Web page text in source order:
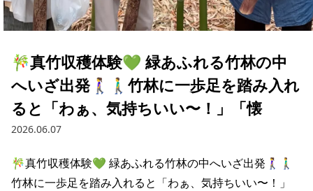
🎋真竹収穫体験💚 緑あふれる竹林の中
へいざ出発🚶‍♀️🚶‍♂️竹林に一歩足を踏み入れ
ると「わぁ、気持ちいい〜！」「懐
2026.06.07
🎋真竹収穫体験💚 緑あふれる竹林の中へいざ出発🚶‍♀️🚶‍♂️
竹林に一歩足を踏み入れると「わぁ、気持ちいい〜！」